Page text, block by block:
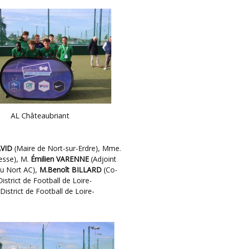
AL Châteaubriant
(Maire de Nort-sur-Erdre), Mme.
M. Émilien VARENNE (Adjoint
Nort AC), M.Benoît BILLARD (Co-
de Football de Loire-
de Football de Loire-